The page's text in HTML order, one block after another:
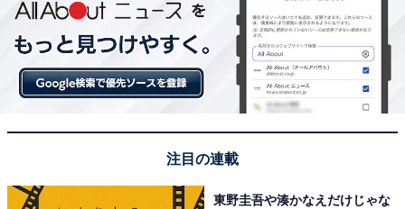
注目の連載
東野圭吾や湊かなえだけじゃな